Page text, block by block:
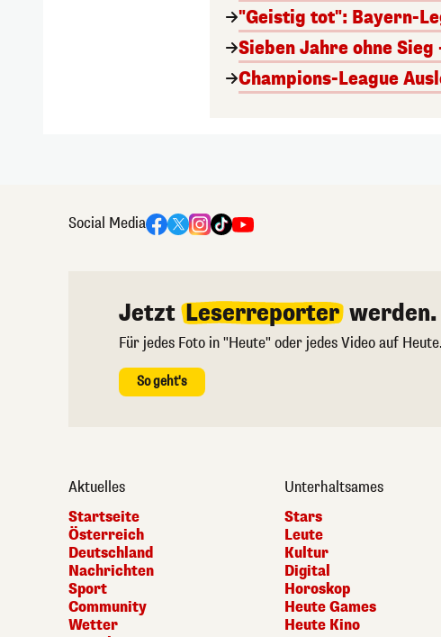
"Geistig tot": Bayern-
Sieben Jahre ohne
Champions-League
Social Media
Jetzt Leserreporter werden.
Für jedes Foto in "Heute" oder jedes Video auf
So geht's
Aktuelles
Startseite
Österreich
Deutschland
Nachrichten
Sport
Community
Wetter
Unterhaltsames
Stars
Leute
Kultur
Digital
Horoskop
Heute Games
Heute Kino